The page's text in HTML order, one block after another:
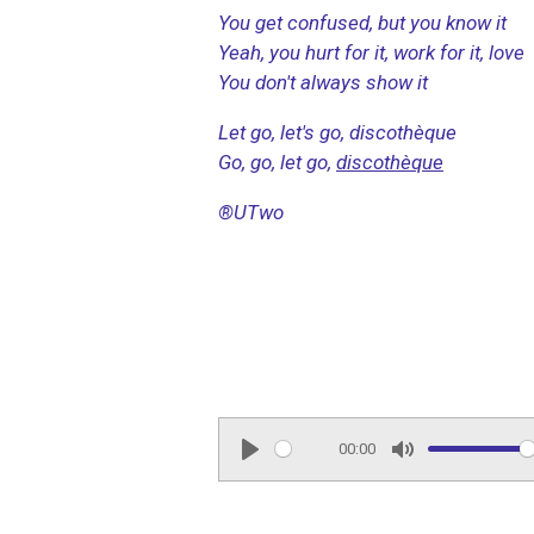
You get confused, but you know it
Yeah, you hurt for it, work for it, love
You don't always show it
Let go, let's go, discothèque
Go, go, let go, discothèque
®UTwo
P
00:00
M